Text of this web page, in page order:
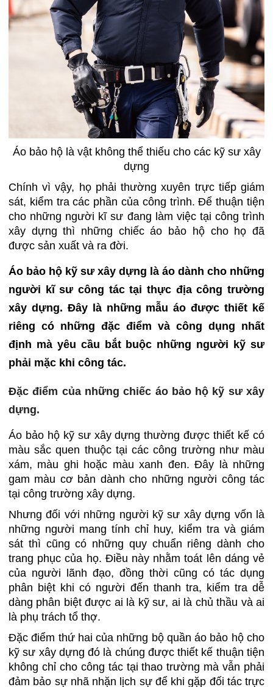
Áo bảo hộ là vật không thể thiếu cho các kỹ sư xây
dựng
Chính vì vậy, họ phải thường xuyên trực tiếp giám
sát, kiểm tra các phần của công trình. Để thuận tiện
cho những người kĩ sư đang làm việc tại công trình
xây dựng thì những chiếc áo bảo hộ cho họ đã
được sản xuất và ra đời.
Áo bảo hộ kỹ sư xây dựng là áo dành cho những
người kĩ sư công tác tại thực địa công trường
xây dựng. Đây là những mẫu áo được thiết kế
riêng có những đặc điểm và công dụng nhất
định mà yêu cầu bắt buộc những người kỹ sư
phải mặc khi công tác.
Đặc điểm của những chiếc áo bảo hộ kỹ sư xây
dựng.
Áo bảo hộ kỹ sư xây dựng thường được thiết kế có
màu sắc quen thuộc tại các công trường như màu
xám, màu ghi hoặc màu xanh đen. Đây là những
gam màu cơ bản dành cho những người công tác
tại công trường xây dựng.
Nhưng đối với những người kỹ sư xây dựng vốn là
những người mang tính chỉ huy, kiểm tra và giám
sát thì cũng có những quy chuẩn riêng dành cho
trang phục của họ. Điều này nhằm toát lên dáng vẻ
của người lãnh đạo, đồng thời cũng có tác dụng
phân biệt khi có người đến thanh tra, kiểm tra dễ
dàng phân biệt được ai là kỹ sư, ai là chủ thầu và ai
là phụ trách tổ thợ.
Đặc điểm thứ hai của những bộ quần áo bảo hộ cho
kỹ sư xây dựng đó là chúng được thiết kế thuận tiện
không chỉ cho công tác tại thao trường mà vẫn phải
đảm bảo sự nhã nhặn lịch sự để khi gặp đối tác trực